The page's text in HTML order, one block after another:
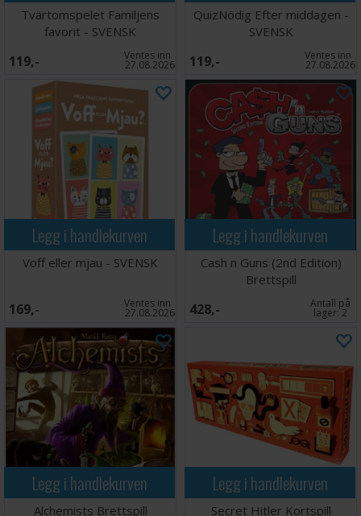
Tvärtomspelet Familjens
favorit - SVENSK
119,- Ventes inn
27.08.2026
QuizNödig Efter middagen -
SVENSK
119,- Ventes inn
27.08.2026
Legg i handlekurven
Voff eller mjau - SVENSK
169,- Ventes inn
27.08.2026
Legg i handlekurven
Cash n Guns (2nd Edition)
Brettspill
428,- Antall på
lager:2
Legg i handlekurven
Alchemists Brettspill
Legg i handlekurven
Secret Hitler Kortspill